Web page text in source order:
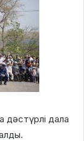
дәстүрлі дала